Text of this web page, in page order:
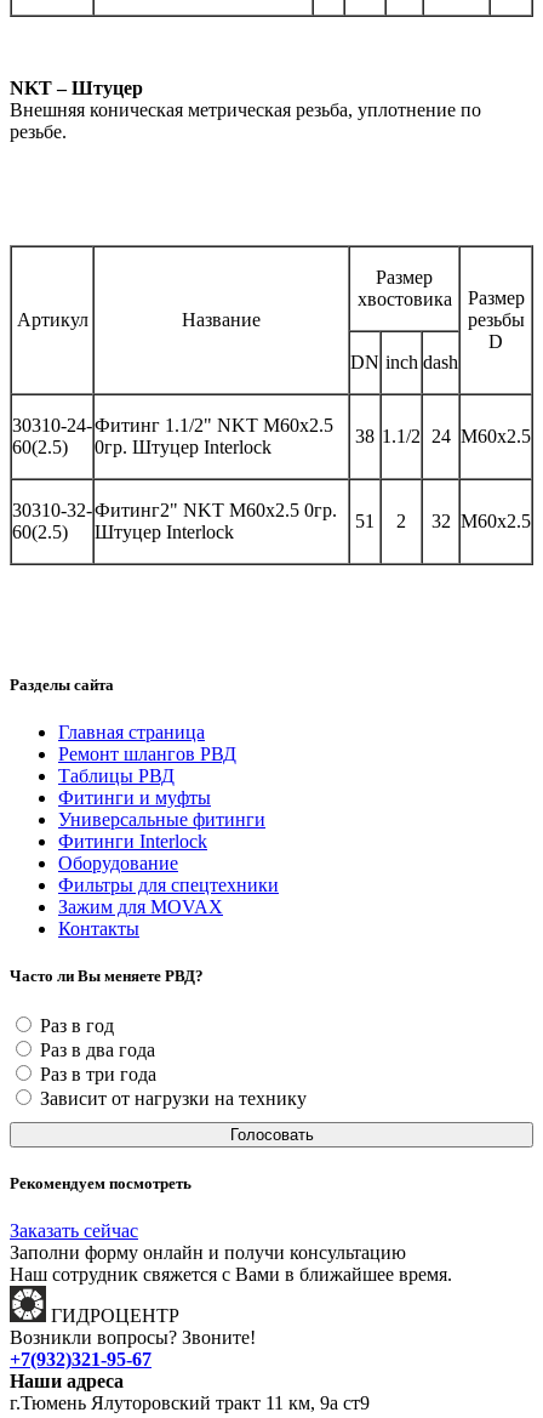
NKT – Штуцер
Внешняя коническая метрическая резьба, уплотнение по
резьбе.
Артикул Название
Размер
хвостовика
Размер
резьбы
D
DN inch dash
30310-24-
60(2.5)
Фитинг 1.1/2" NKT M60x2.5
0гр. Штуцер Interlock
38 1.1/2 24 M60x2.5
30310-32-
60(2.5)
Фитинг2" NKT M60x2.5 0гр.
Штуцер Interlock
51 2 32 M60x2.5
Разделы сайта
Главная страница
Ремонт шлангов РВД
Таблицы РВД
Фитинги и муфты
Универсальные фитинги
Фитинги Interlock
Оборудование
Фильтры для спецтехники
Зажим для MOVAX
Контакты
Часто ли Вы меняете РВД?
Раз в год
Раз в два года
Раз в три года
Зависит от нагрузки на технику
Голосовать
Рекомендуем посмотреть
Заказать сейчас
Заполни форму онлайн и получи консультацию
Наш сотрудник свяжется с Вами в ближайшее время.
ГИДРОЦЕНТР
Возникли вопросы? Звоните!
+7(932)321-95-67
Наши адреса
г.Тюмень Ялуторовский тракт 11 км, 9а ст9